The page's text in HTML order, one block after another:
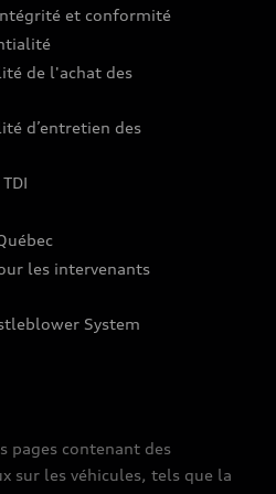
et conformité
de l'achat des
d’entretien des
les intervenants
System
pages contenant des
sur les véhicules, tels que la